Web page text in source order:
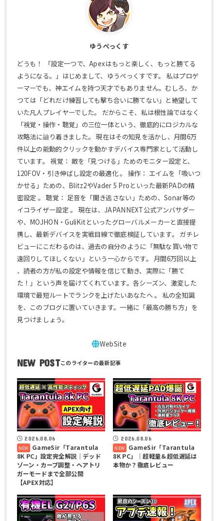
ゆうぺっくす
どうも！ 「設定一つで、Apexはもっと楽しく、もっと勝てる
ようになる。」はじめまして、ゆうぺっくすです。 私はプロゲ
ーマーでも、神エイムを持つ天才でもありません。むしろ、か
つては「どれだけ練習しても撃ち合いに勝てない」と絶望して
いた凡人プレイヤーでした。 だからこそ、私は根性論ではなく
「視覚・操作・聴覚」の三位一体という、徹底的にロジカルな
攻略法に辿り着きました。 現在はその知見を活かし、月間6万
件以上の能動的クリックを動かすデバイス専門家として活動し
ています。 視覚： 敵を「見つける」ためのモニター設定と、
120FOV・引き伸ばし設定の最適化 。 操作： エイムを「吸いつ
かせる」ための、Blitz2やVader 5 Proといった最新PADの精
密設定 。 聴覚： 足音を「聞き逃さない」ための、Sonar等の
イコライザー設定 。 現在は、JAPANNEXT公式アンバサダー
や、MOJHON・GuliKitといったグローバルメーカーと直接提
携し、最新デバイスを実戦目線で徹底検証しています。 ガチレ
ビューにこだわるのは、過去の自分のように「無駄な買い物で
遠回りしてほしくない」という一心からです。 月間6万回以上
、読者の方が私の設定や情報を信じて動き、実際に「勝て
た！」という声を届けてくれています。各シーズン、激変した
環境で最短ルートでランクを上げたいあなたへ 。 私の全知識
を、このブログに置いていきます。一緒に「最高の勝ち方」を
見つけましょう。
NEW POST
2026.08.06
GameSir「Tarantula
8K PC」設定完全解説｜デッド
ゾーン・カーブ調整・ヘアトリ
ガーモードまで全部公開
【APEX対応】
2026.08.06
GameSir「Tarantula
8K PC」｜超軽量＆超低遅延は
本物か？徹底レビュー